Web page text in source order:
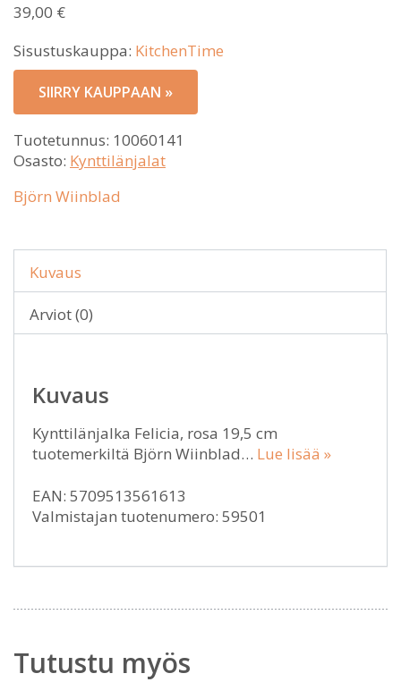
39,00 €
Sisustuskauppa: KitchenTime
SIIRRY KAUPPAAN »
Tuotetunnus: 10060141
Osasto: Kynttilänjalat
Björn Wiinblad
Kuvaus
Arviot (0)
Kuvaus
Kynttilänjalka Felicia, rosa 19,5 cm
tuotemerkiltä Björn Wiinblad… Lue lisää »
EAN: 5709513561613
Valmistajan tuotenumero: 59501
Tutustu myös